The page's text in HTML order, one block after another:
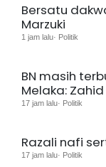
Bersatu
Marzuki
1 jam lalu· Politik
BN masih
Melaka: Zahid
17 jam lalu· Politik
Razali nafi
17 jam lalu· Politik